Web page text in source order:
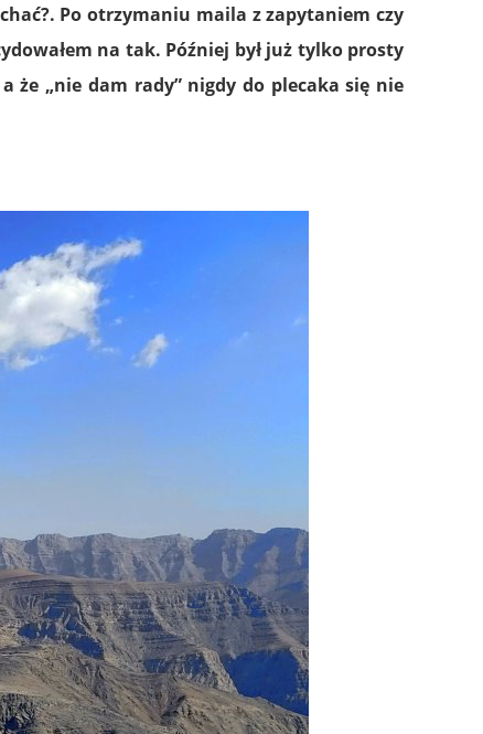
Po otrzymaniu maila z zapytaniem czy
na tak. Później był już tylko prosty
że „nie dam rady” nigdy do plecaka się nie